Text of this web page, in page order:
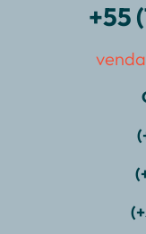
+55